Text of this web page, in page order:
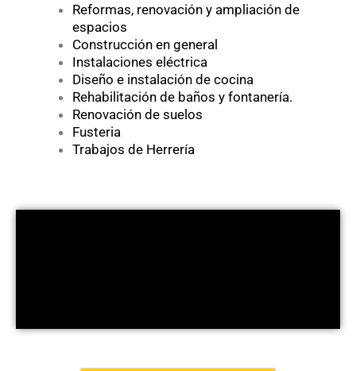
Reformas, renovación y ampliación de
espacios
Construcción en general
Instalaciones eléctrica
Diseño e instalación de cocina
Rehabilitación de baños y fontanería.
Renovación de suelos
Fusteria
Trabajos de Herrería